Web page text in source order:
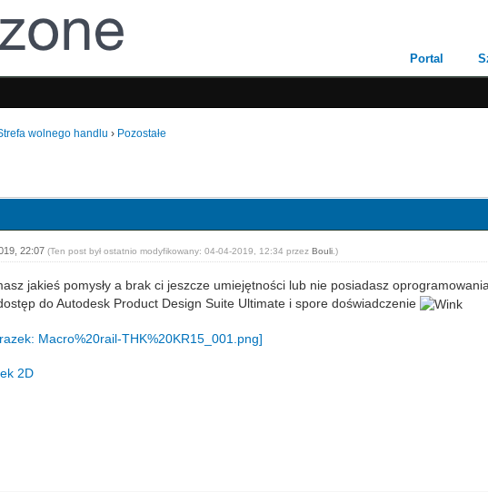
Portal
wolnego handlu › Pozostałe
22:07(Ten post był ostatnio modyfikowany: 04-04-2019, 12:34 przezBouli .)
jakieś pomysły a brak ci jeszcze umiejętności lub nie posiadasz
do Autodesk Product Design Suite Ultimate i spore doświadczenie
2D